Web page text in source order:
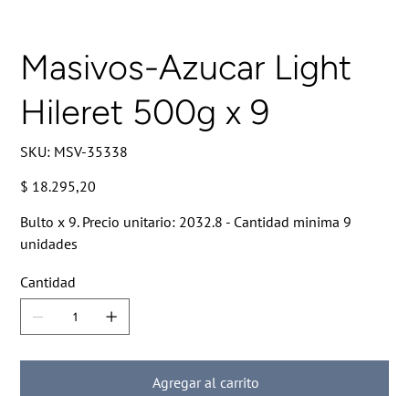
Masivos-Azucar Light
Hileret 500g x 9
SKU: SKU
MSV-
MSV-35338
Precio
$ 18.295,20
Bulto x 9. Precio unitario: 2032.8 - Cantidad minima 9
unidades
Cantidad
Agregar al carrito